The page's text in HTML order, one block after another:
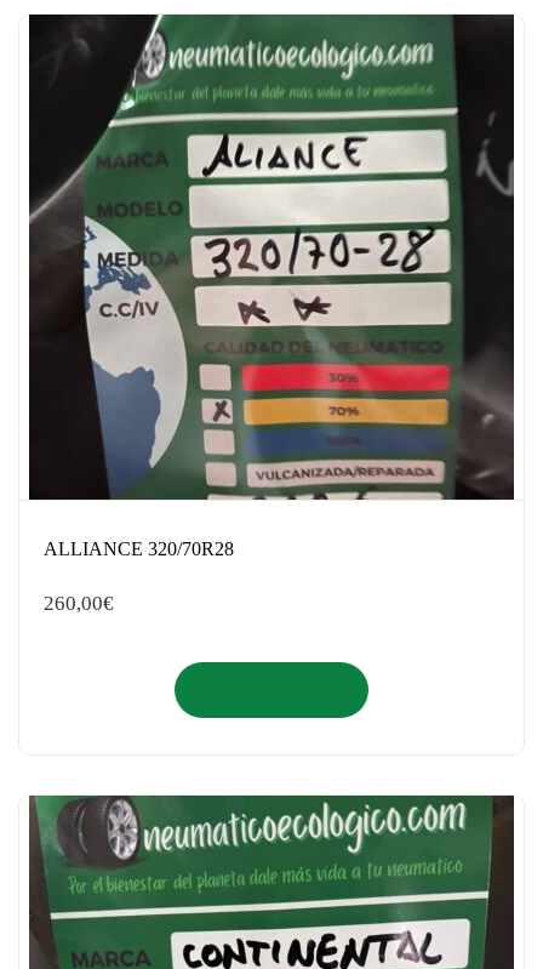
ALLIANCE 320/70R28
260,00€